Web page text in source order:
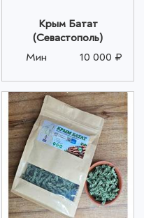
Крым Батат
(Севастополь)
Мин
10 000 ₽